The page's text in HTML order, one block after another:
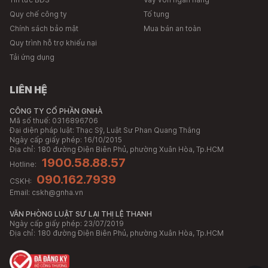
Quy chế công ty
Chính sách bảo mật
Quy trình hỗ trợ khiếu nại
Tải ứng dụng
Tố tụng
Mua bán an toàn
LIÊN HỆ
CÔNG TY CỔ PHẦN GNHÀ
Mã số thuế: 0316896706
Đại diện pháp luật: Thạc Sỹ, Luật Sư Phan Quang Thắng
Ngày cấp giấy phép: 16/10/2015
Địa chỉ: 180 đường Điện Biên Phủ, phường Xuân Hòa, Tp.HCM
Hotline:
1900.58.88.57
CSKH: 090.162.7939
Email: cskh@gnha.vn
VĂN PHÒNG LUẬT SƯ LẠI THỊ LỆ THANH
Ngày cấp giấy phép: 23/07/2019
Địa chỉ: 180 đường Điện Biên Phủ, phường Xuân Hòa, Tp.HCM